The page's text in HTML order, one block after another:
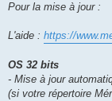
Pour la mise à jour :
L'aide : https://
OS 32 bits
- Mise à jour
(si votre répertoire